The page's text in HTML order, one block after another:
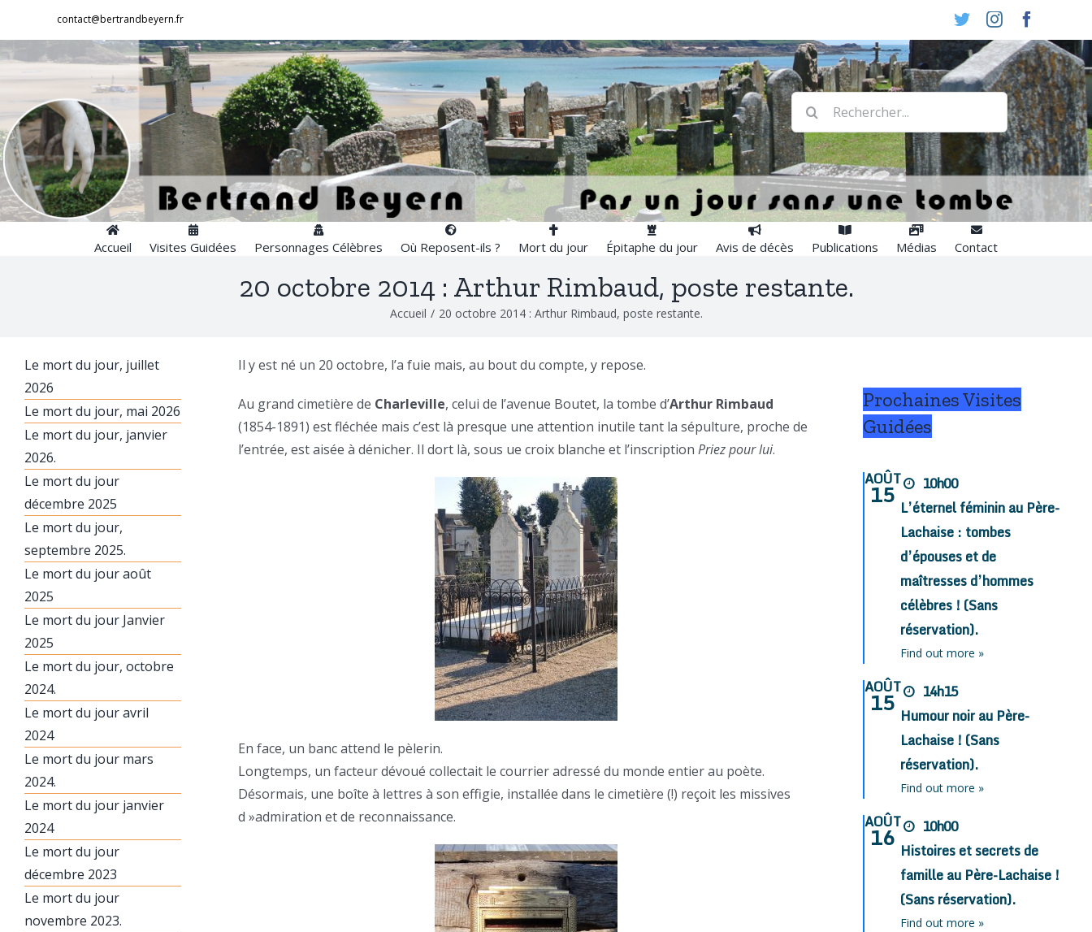
contenu
contact@bertrandbeyern.fr TwitterInstagram
Rechercher:
Accueil Visites Guidées Personnages Célèbres Où Reposent-ils ? Mort du jour Épitaphe du jour Avis de décès Publications Médias Contact
20 octobre 2014 : Arthur Rimbaud, poste restante.
Accueil / 20 octobre 2014 : Arthur Rimbaud, poste restante.
Il y est né un 20 octobre, l’a fuie mais, au bout du compte, y repose.
Au grand cimetière de Charleville, celui de l’avenue Boutet, la tombe d’Arthur Rimbaud
(1854-1891) est fléchée mais c’est là presque une attention inutile tant la sépulture, proche de
l’entrée, est aisée à dénicher. Il dort là, sous ue croix blanche et l’inscription Priez pour lui.
En face, un banc attend le pèlerin.
Longtemps, un facteur dévoué collectait le courrier adressé du monde entier au poète.
Désormais, une boîte à lettres à son effigie, installée dans le cimetière (!) reçoit les missives
d »admiration et de reconnaissance.
Le mort du jour, juillet
2026
Le mort du jour, mai 2026
Le mort du jour, janvier
2026.
Le mort du jour
décembre 2025
Le mort du jour,
septembre 2025.
Le mort du jour août
2025
Le mort du jour Janvier
2025
Le mort du jour, octobre
2024.
Le mort du jour avril
2024
Le mort du jour mars
2024.
Le mort du jour janvier
2024
Le mort du jour
décembre 2023
Le mort du jour
novembre 2023.
Prochaines Visites
Guidées
AOÛT
15
10h00
L’éternel féminin au Père-
Lachaise : tombes
d’épouses et de
maîtresses d’hommes
célèbres ! (Sans
réservation).
Find out more »
AOÛT
15
14h15
Humour noir au Père-
Lachaise ! (Sans
réservation).
Find out more »
AOÛT
16
10h00
Histoires et secrets de
famille au Père-Lachaise !
(Sans réservation).
Find out more »